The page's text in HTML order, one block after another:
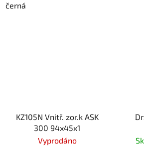
černá
KZ105N Vnitř. zor.k ASK
300 94x45x1
Vyprodáno